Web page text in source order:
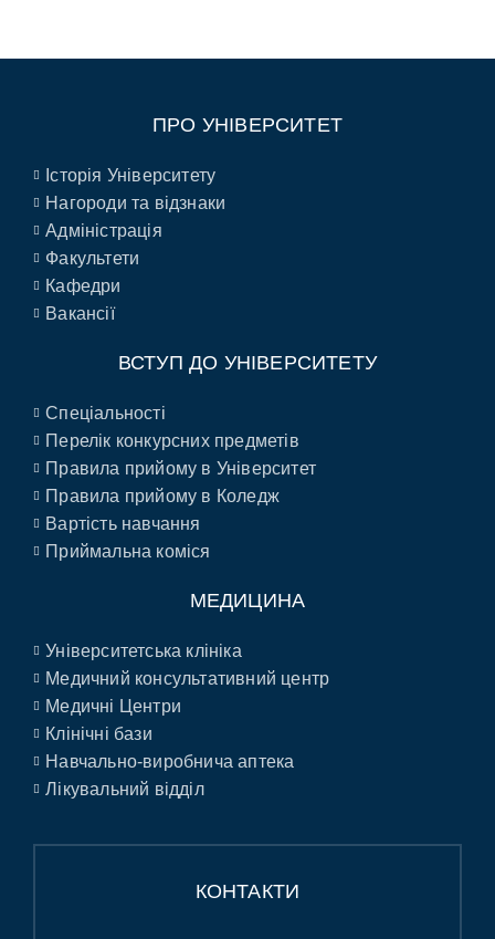
ПРО УНІВЕРСИТЕТ
Історія Університету
Нагороди та відзнаки
Адміністрація
Факультети
Кафедри
Вакансії
ВСТУП ДО УНІВЕРСИТЕТУ
Спеціальності
Перелік конкурсних предметів
Правила прийому в Університет
Правила прийому в Коледж
Вартість навчання
Приймальна коміся
МЕДИЦИНА
Університетська клініка
Медичний консультативний центр
Медичні Центри
Клінічні бази
Навчально-виробнича аптека
Лікувальний відділ
КОНТАКТИ